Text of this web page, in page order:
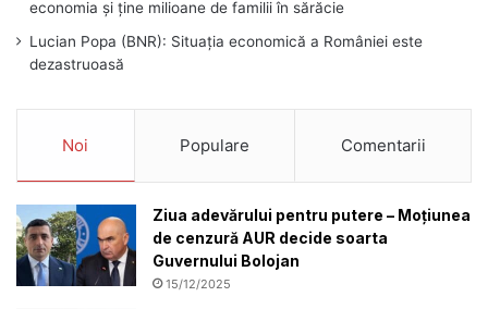
economia și ține milioane de familii în sărăcie
Lucian Popa (BNR): Situația economică a României este
dezastruoasă
Noi Populare Comentarii
Ziua adevărului pentru putere – Moțiunea
de cenzură AUR decide soarta
Guvernului Bolojan
15/12/2025